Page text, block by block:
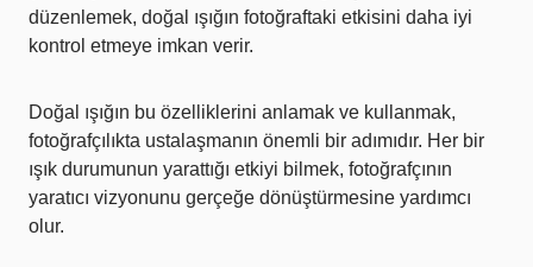
düzenlemek, doğal ışığın fotoğraftaki etkisini daha iyi
kontrol etmeye imkan verir.
Doğal ışığın bu özelliklerini anlamak ve kullanmak,
fotoğrafçılıkta ustalaşmanın önemli bir adımıdır. Her bir
ışık durumunun yarattığı etkiyi bilmek, fotoğrafçının
yaratıcı vizyonunu gerçeğe dönüştürmesine yardımcı
olur.